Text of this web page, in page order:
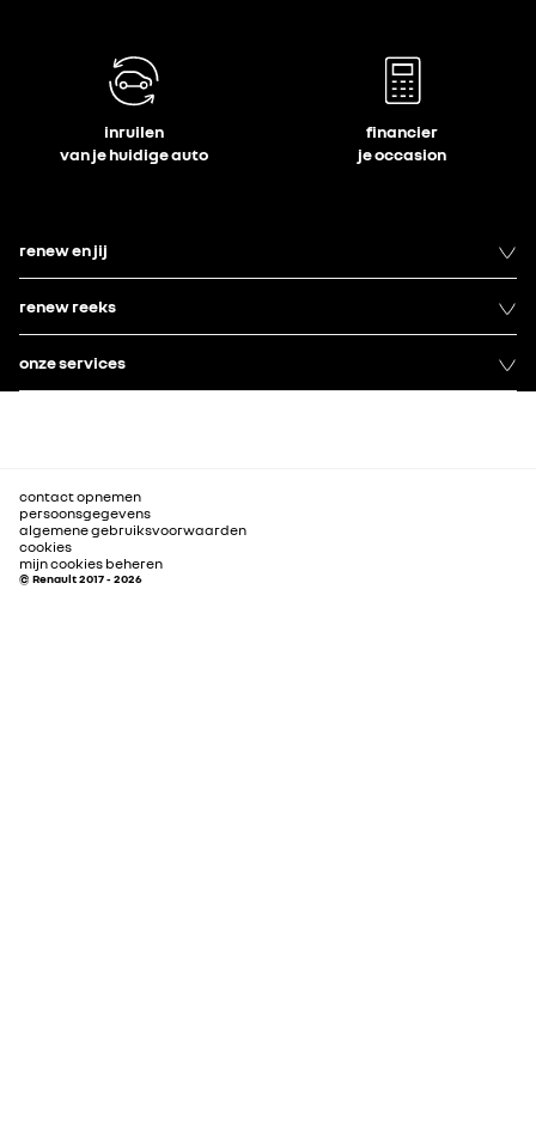
inruilen
van je huidige auto
financier
je occasion
renew en jij
renew reeks
onze services
contact opnemen
persoonsgegevens
algemene gebruiksvoorwaarden
cookies
mijn cookies beheren
© Renault 2017 - 2026